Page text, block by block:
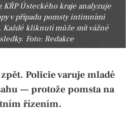
Ústeckého kraje analyzuje
v případu pomsty intimními
kliknutí může mít vážné
Foto: Redakce
Policie varuje mladé
— protože pomsta na
řízením.